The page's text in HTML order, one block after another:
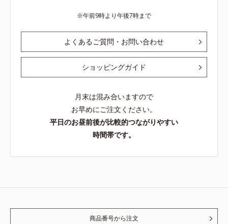
午前9時より午後7時まで
よくあるご質問・お問い合わせ
ショッピングガイド
月末は混み合いますので
お早めにご注文ください。
平日のお昼前後が比較的つながりやすい
時間帯です。
商品番号から注文